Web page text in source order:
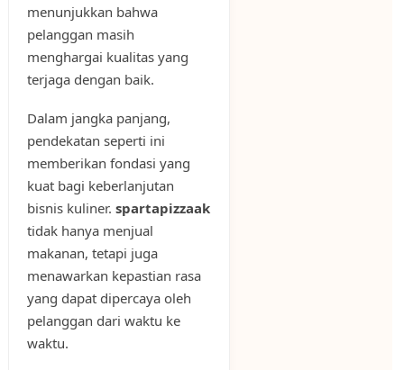
menunjukkan bahwa
pelanggan masih
menghargai kualitas yang
terjaga dengan baik.
Dalam jangka panjang,
pendekatan seperti ini
memberikan fondasi yang
kuat bagi keberlanjutan
bisnis kuliner. spartapizzaak
tidak hanya menjual
makanan, tetapi juga
menawarkan kepastian rasa
yang dapat dipercaya oleh
pelanggan dari waktu ke
waktu.